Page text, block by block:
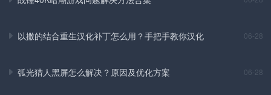
以撒的结合重生汉化补丁怎么用？手把手教你汉化 06-28
弧光猎人黑屏怎么解决？原因及优化方案 06-28